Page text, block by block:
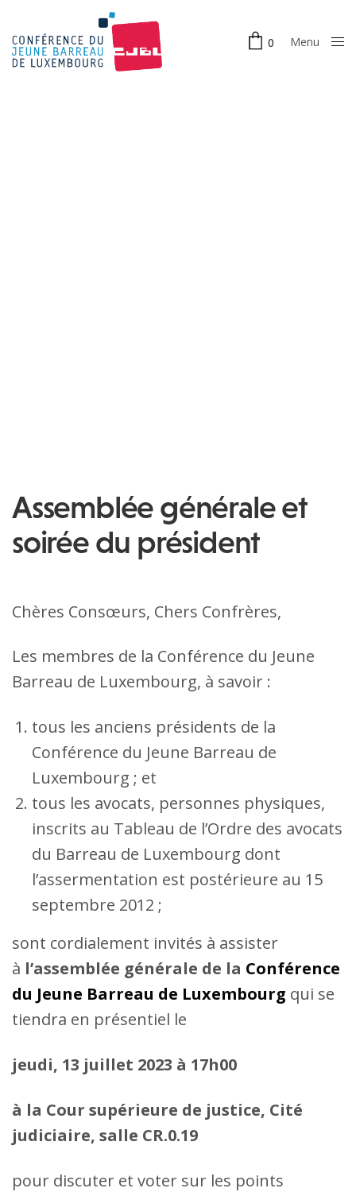
0 Menu
Assemblée générale et
soirée du président
Chères Consœurs, Chers Confrères,
Les membres de la Conférence du Jeune
Barreau de Luxembourg, à savoir :
tous les anciens présidents de la
Conférence du Jeune Barreau de
Luxembourg ; et
tous les avocats, personnes physiques,
inscrits au Tableau de l’Ordre des avocats
du Barreau de Luxembourg dont
l’assermentation est postérieure au 15
septembre 2012 ;
sont cordialement invités à assister
à l’assemblée générale de la Conférence
du Jeune Barreau de Luxembourg qui se
tiendra en présentiel le
jeudi, 13 juillet 2023 à 17h00
à la Cour supérieure de justice, Cité
judiciaire, salle CR.0.19
pour discuter et voter sur les points